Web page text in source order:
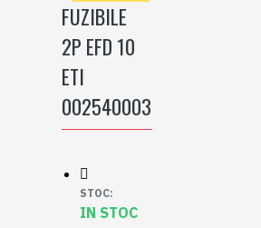
FUZIBILE
2P EFD 10
ETI
002540003
STOC:
IN STOC